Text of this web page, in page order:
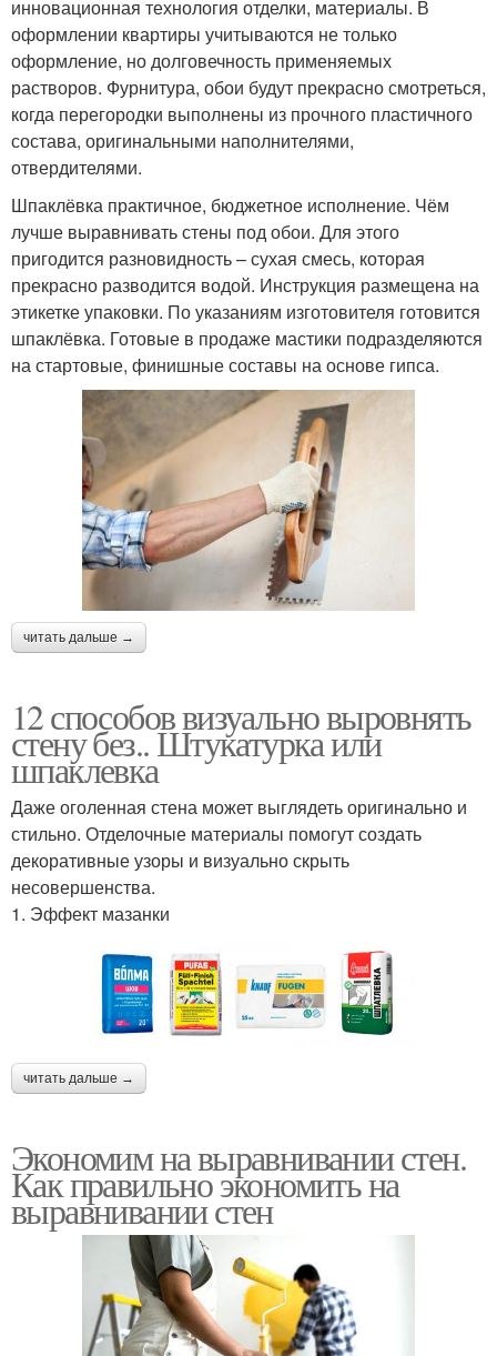
инновационная технология отделки, материалы. В
оформлении квартиры учитываются не только
оформление, но долговечность применяемых
растворов. Фурнитура, обои будут прекрасно смотреться,
когда перегородки выполнены из прочного пластичного
состава, оригинальными наполнителями,
отвердителями.
Шпаклёвка практичное, бюджетное исполнение. Чём
лучше выравнивать стены под обои. Для этого
пригодится разновидность – сухая смесь, которая
прекрасно разводится водой. Инструкция размещена на
этикетке упаковки. По указаниям изготовителя готовится
шпаклёвка. Готовые в продаже мастики подразделяются
на стартовые, финишные составы на основе гипса.
читать дальше →
12 способов визуально выровнять
стену без.. Штукатурка или
шпаклевка
Даже оголенная стена может выглядеть оригинально и
стильно. Отделочные материалы помогут создать
декоративные узоры и визуально скрыть
несовершенства.
1. Эффект мазанки
читать дальше →
Экономим на выравнивании стен.
Как правильно экономить на
выравнивании стен